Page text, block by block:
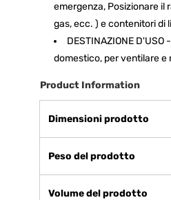
emergenza, Posizionare
gas, ecc. ) e contenitori di
DESTINAZIONE
domestico, per ventilare e
Product Information
Dimensioni prodotto
Peso del prodotto
Volume del prodotto